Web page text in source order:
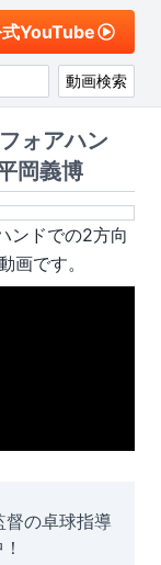
YouTube
動画検索
ォアハン
岡義博
ンドでの2方向
画です。
督の卓球指導